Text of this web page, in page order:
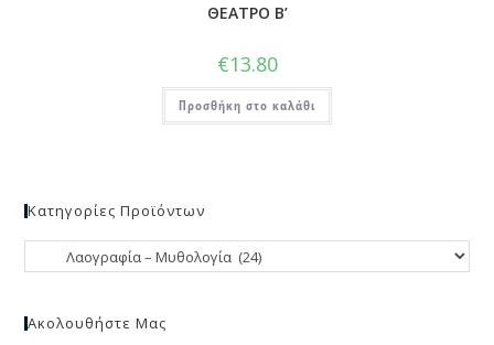
ΘΕΑΤΡΟ Β’
€13.80
Προσθήκη στο καλάθι
Κατηγορίες Προϊόντων
Ακολουθήστε Μας